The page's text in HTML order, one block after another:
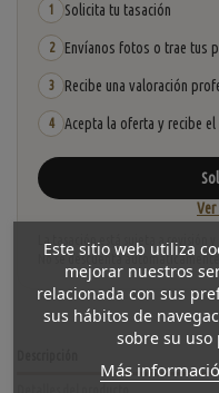
1 Solicita tu tasación
2 Envíanos fotos o trae tus
3 Recibe una valoración
4 Acepta la oferta y recibe
La tasación está sujeta a revisión
No se descuenta
Este sitio web utiliza
mejorar nuestros
relacionada con sus
sus hábitos de
sobre su uso
Más